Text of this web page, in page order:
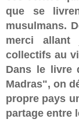
que se
musulmans.
merci allant
collectifs au
Dans le livre
Madras", on
propre pays
partage entre